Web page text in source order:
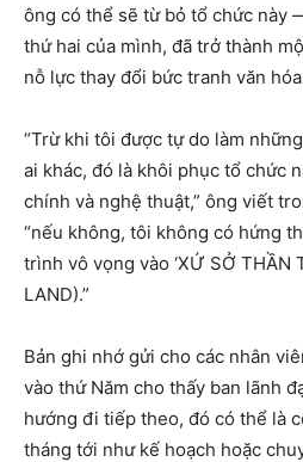
ông có thể sẽ từ bỏ tổ chức này
thứ hai của mình, đã trở thành
nỗ lực thay đổi bức tranh văn
“Trừ khi tôi được tự do làm
ai khác, đó là khôi phục tổ chức
chính và nghệ thuật,” ông viết
“nếu không, tôi không có hứng
trình vô vọng vào ‘XỨ SỞ THẦN
LAND).”
Bản ghi nhớ gửi cho các nhân
vào thứ Năm cho thấy ban lãnh
hướng đi tiếp theo, đó có thể là
tháng tới như kế hoạch hoặc